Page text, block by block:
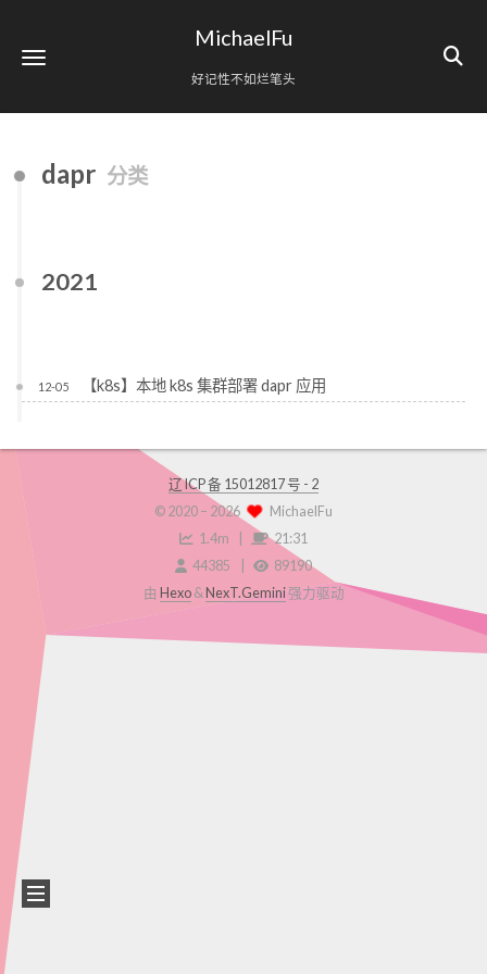
MichaelFu
好记性不如烂笔头
dapr 分类
2021
12-05 【k8s】本地 k8s 集群部署 dapr 应用
辽 ICP 备 15012817 号 - 2
© 2020 – 2026
MichaelFu
1.4m
21:31
44385
89190
由 Hexo& NexT.Gemini强力驱动